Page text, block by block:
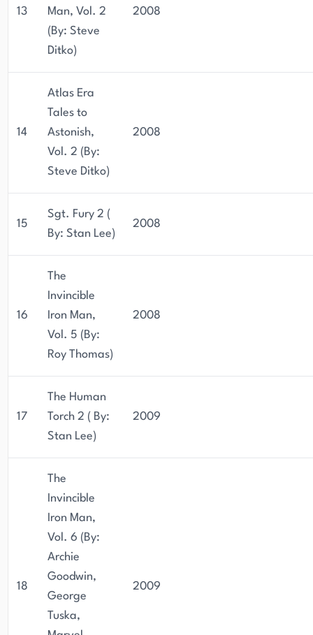
13
Man, Vol. 2
(By: Steve
Ditko)
2008
14
Atlas Era
Tales to
Astonish,
Vol. 2 (By:
Steve Ditko)
2008
15
Sgt. Fury 2 (
By: Stan Lee)
2008
16
The
Invincible
Iron Man,
Vol. 5 (By:
Roy Thomas)
2008
17
The Human
Torch 2 ( By:
Stan Lee)
2009
18
The
Invincible
Iron Man,
Vol. 6 (By:
Archie
Goodwin,
George
Tuska,
2009